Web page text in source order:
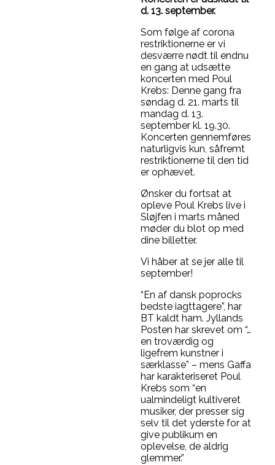
d. 13. september.
Som følge af corona
restriktionerne er vi
desværre nødt til endnu
en gang at udsætte
koncerten med Poul
Krebs: Denne gang fra
søndag d. 21. marts til
mandag d. 13.
september kl. 19.30.
Koncerten gennemføres
naturligvis kun, såfremt
restriktionerne til den tid
er ophævet.
Ønsker du fortsat at
opleve Poul Krebs live i
Sløjfen i marts måned
møder du blot op med
dine billetter.
Vi håber at se jer alle til
september!
“En af dansk poprocks
bedste iagttagere”, har
BT kaldt ham. Jyllands
Posten har skrevet om “…
en troværdig og
ligefrem kunstner i
særklasse” – mens Gaffa
har karakteriseret Poul
Krebs som “en
ualmindeligt kultiveret
musiker, der presser sig
selv til det yderste for at
give publikum en
oplevelse, de aldrig
glemmer.”